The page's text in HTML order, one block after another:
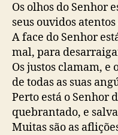
Os olhos do Senhor
seus ouvidos
A face do Senhor
mal, para
Os justos clamam, e
de todas as suas
Perto está o Senhor
quebrantado, e
Muitas são as